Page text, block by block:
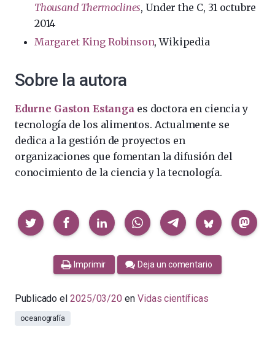
Thousand Thermoclines, Under the C, 31 octubre
2014
Margaret King Robinson, Wikipedia
Sobre la autora
Edurne Gaston Estanga es doctora en ciencia y
tecnología de los alimentos. Actualmente se
dedica a la gestión de proyectos en
organizaciones que fomentan la difusión del
conocimiento de la ciencia y la tecnología.
Compartir
Imprimir Deja un comentario
Publicado el 2025/03/20 en Vidas científicas
oceanografía